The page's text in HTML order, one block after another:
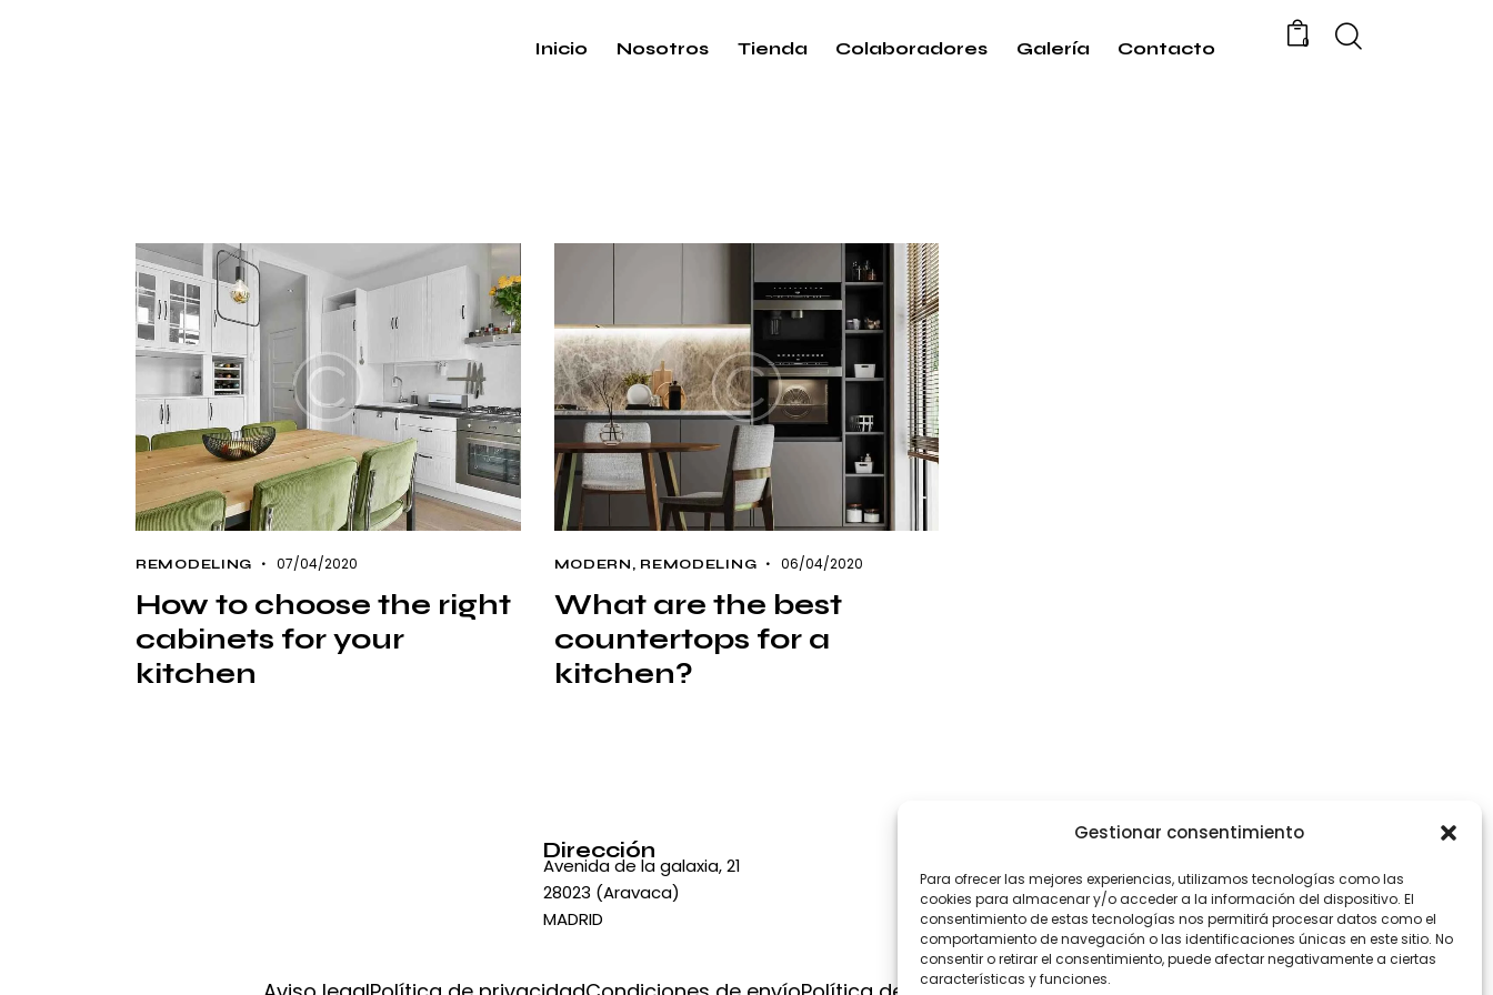
Gestionar consentimiento
Para ofrecer las mejores experiencias, utilizamos tecnologías como las
cookies para almacenar y/o acceder a la información del dispositivo. El
consentimiento de estas tecnologías nos permitirá procesar datos como el
comportamiento de navegación o las identificaciones únicas en este sitio. No
consentir o retirar el consentimiento, puede afectar negativamente a ciertas
características y funciones.
Inicio Nosotros Tienda Colaboradores Galería Contacto 0
REMODELING 07/04/2020
How to choose the right
cabinets for your
kitchen
MODERN , REMODELING 06/04/2020
What are the best
countertops for a
kitchen?
Dirección
Avenida de la galaxia, 21
28023 (Aravaca)
MADRID
tienda@bidadari.es
+34 613 941 396